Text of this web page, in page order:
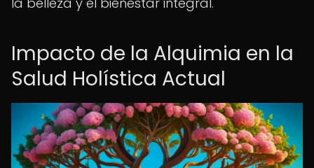
Impacto de la Alquimia en la
Salud Holística Actual